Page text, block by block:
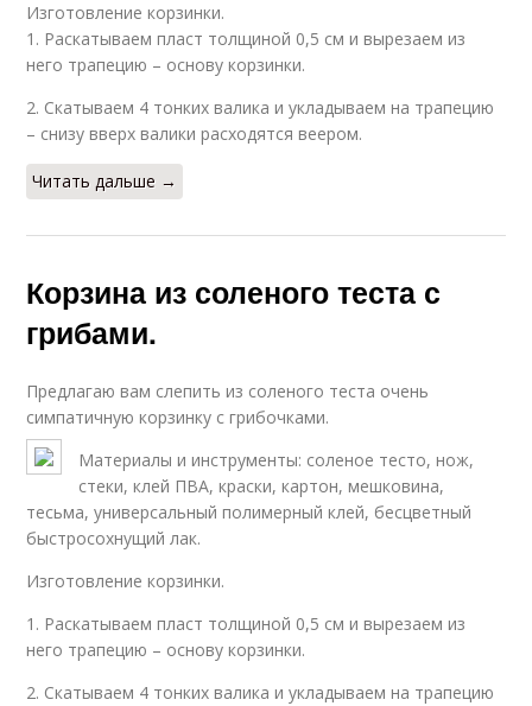
Изготовление корзинки.
1. Раскатываем пласт толщиной 0,5 см и вырезаем из
него трапецию – основу корзинки.
2. Скатываем 4 тонких валика и укладываем на трапецию
– снизу вверх валики расходятся веером.
Читать дальше →
Корзина из соленого теста с
грибами.
Предлагаю вам слепить из соленого теста очень
симпатичную корзинку с грибочками.
Материалы и инструменты: соленое тесто, нож,
стеки, клей ПВА, краски, картон, мешковина,
тесьма, универсальный полимерный клей, бесцветный
быстросохнущий лак.
Изготовление корзинки.
1. Раскатываем пласт толщиной 0,5 см и вырезаем из
него трапецию – основу корзинки.
2. Скатываем 4 тонких валика и укладываем на трапецию